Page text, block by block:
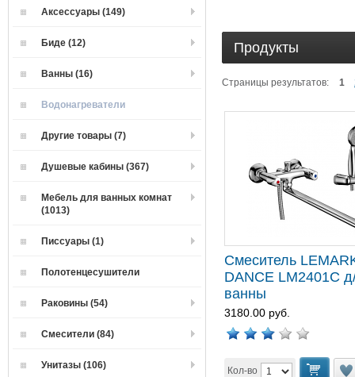
Продукты
Страницы результатов: 1
Смеситель
DANCE LM2401C
ванны
3180.00 руб.
Кол-во
Аксессуары (149)
Биде (12)
Ванны (16)
Водонагреватели
Другие товары (7)
Душевые кабины (367)
Мебель для ванных комнат
(1013)
Писсуары (1)
Полотенцесушители
Раковины (54)
Смесители (84)
Унитазы (106)